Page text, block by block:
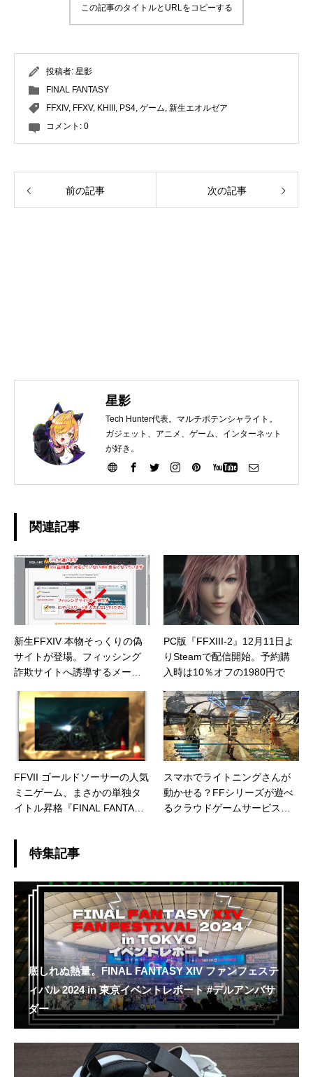
この記事のタイトルとURLをコピーする
投稿者: 星影
FINAL FANTASY
FFXIV, FFXV, KHIII, PS4, ゲーム, 新生エオルゼア
コメント: 0
前の記事 次の記事
星影
Tech Hunter代表。マルチポテンシャライト。
ガジェット、アニメ、ゲーム、インターネット
が好き。
関連記事
新生FFXIV 本物そっくりの偽
サイトが登場。フィッシング
詐欺サイトへ誘導するメール
PC版『FFXIII-2』12月11日よ
りSteamで配信開始。予約購
入時は10％オフの1980円で
FFVII ゴールドソーサーの人気
ミニゲーム、まさかの単独タ
イトル昇格『FINAL FANTASY
スマホでライトニングさんが
動かせる？FFシリーズが遊べ
るクラウドゲームサービス『D
特集記事
底しれぬ熱量。FINAL FANTASY XIV ファンフェステ
ィバル 2024 in 東京イベントレポート #デルアンバサ
ダー